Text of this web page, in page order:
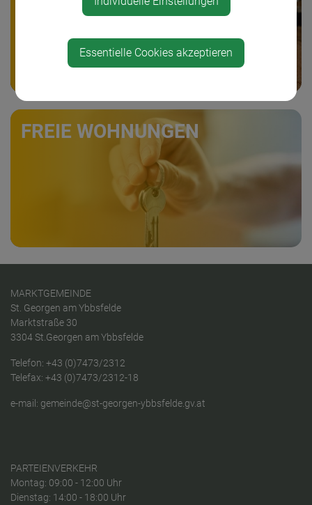
FREIE WOHNUNGEN
MARKTGEMEINDE
St. Georgen am Ybbsfelde
Marktstraße 30
3304 St.Georgen am Ybbsfelde
Telefon: +43 (0)7473/2312
Telefax: +43 (0)7473/2312-18
e-mail: gemeinde@st-georgen-ybbsfelde.gv.at
PARTEIENVERKEHR
Montag: 09:00 - 12:00 Uhr
Dienstag: 14:00 - 18:00 Uhr
Essentielle Cookies akzeptieren